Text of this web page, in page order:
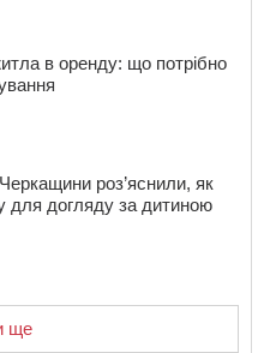
в оренду: що потрібно
роз’яснили, як
для догляду за дитиною
ще